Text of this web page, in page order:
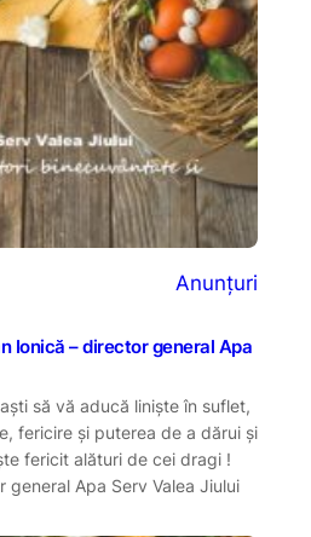
Anunțuri
Ionică – director general Apa
să vă aducă liniște în suflet,
fericire și puterea de a dărui și
fericit alături de cei dragi !
general Apa Serv Valea Jiului